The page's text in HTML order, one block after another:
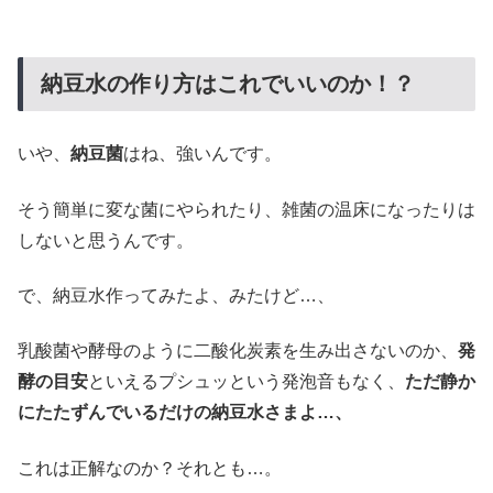
納豆水の作り方はこれでいいのか！？
いや、 納豆菌はね、強いんです。
そう簡単に変な菌にやられたり、雑菌の温床になったりは
しないと思うんです。
で、納豆水作ってみたよ、みたけど…、
乳酸菌や酵母のように二酸化炭素を生み出さないのか、 発
酵の目安といえるプシュッという発泡音もなく、 ただ静か
にたたずんでいるだけの納豆水さまよ…、
これは正解なのか？それとも…。